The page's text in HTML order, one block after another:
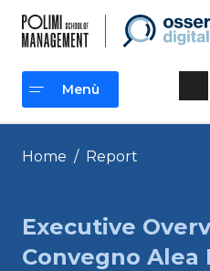
contenuto
Menù
Menù
Home / Report
Executive
Convegno Alea